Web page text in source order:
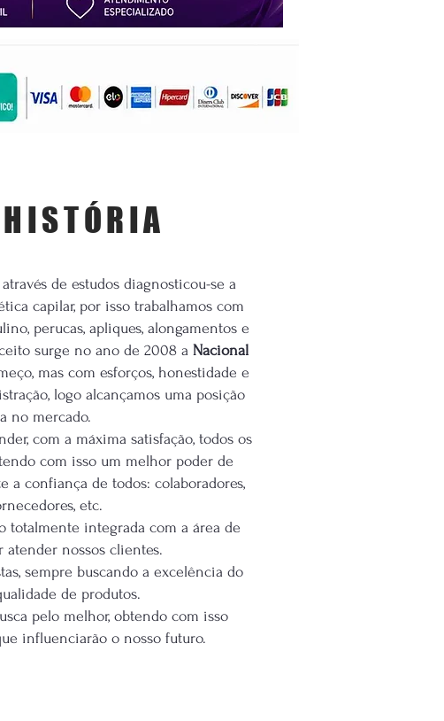
de estudos diagnosticou-se a
capilar, por isso trabalhamos com
perucas, apliques, alongamentos e
surge no ano de 2008 a Nacional
mas com esforços, honestidade e
logo alcançamos uma posição
no mercado.
com a máxima satisfação, todos os
com isso um melhor poder de
a confiança de todos: colaboradores,
etc.
totalmente integrada com a área de
atender nossos clientes.
sempre buscando a excelência do
de produtos.
pelo melhor, obtendo com isso
influenciarão o nosso futuro.